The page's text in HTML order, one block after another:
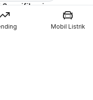
Spesifikasinya
di GIIAS 2026Mobil Listrik